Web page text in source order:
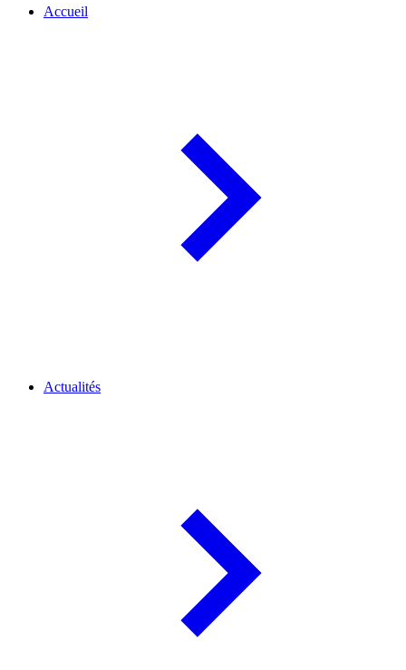
Accueil
Actualités